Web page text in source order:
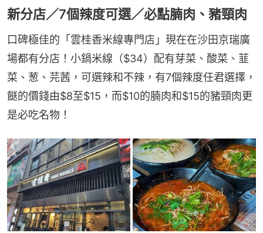
新分店／7個辣度可選／必點腩肉、豬頸肉
口碑極佳的「雲桂香米線專門店」現在在沙田京瑞廣
場都有分店！小鍋米線（$34）配有芽菜、酸菜、韮
菜、葱、芫茜，可選辣和不辣，有7個辣度任君選擇，
餸的價錢由$8至$15，而$10的腩肉和$15的豬頸肉更
是必吃名物！